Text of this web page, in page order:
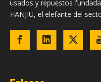
usados ​​y repuestos
HANJIU, el elefante del